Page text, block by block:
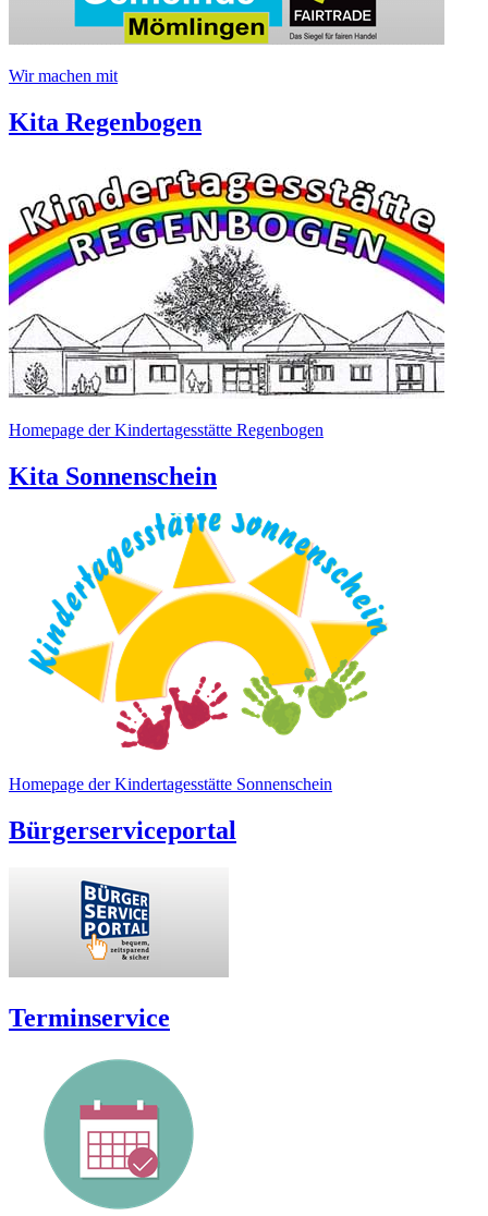
Wir machen mit
Kita Regenbogen
Homepage der Kindertagesstätte Regenbogen
Kita Sonnenschein
Homepage der Kindertagesstätte Sonnenschein
Bürgerserviceportal
Terminservice